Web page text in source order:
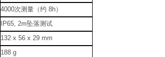
4000次测量（约 8h）
IP65, 2m坠落测试
132 x 56 x 29 mm
188 g